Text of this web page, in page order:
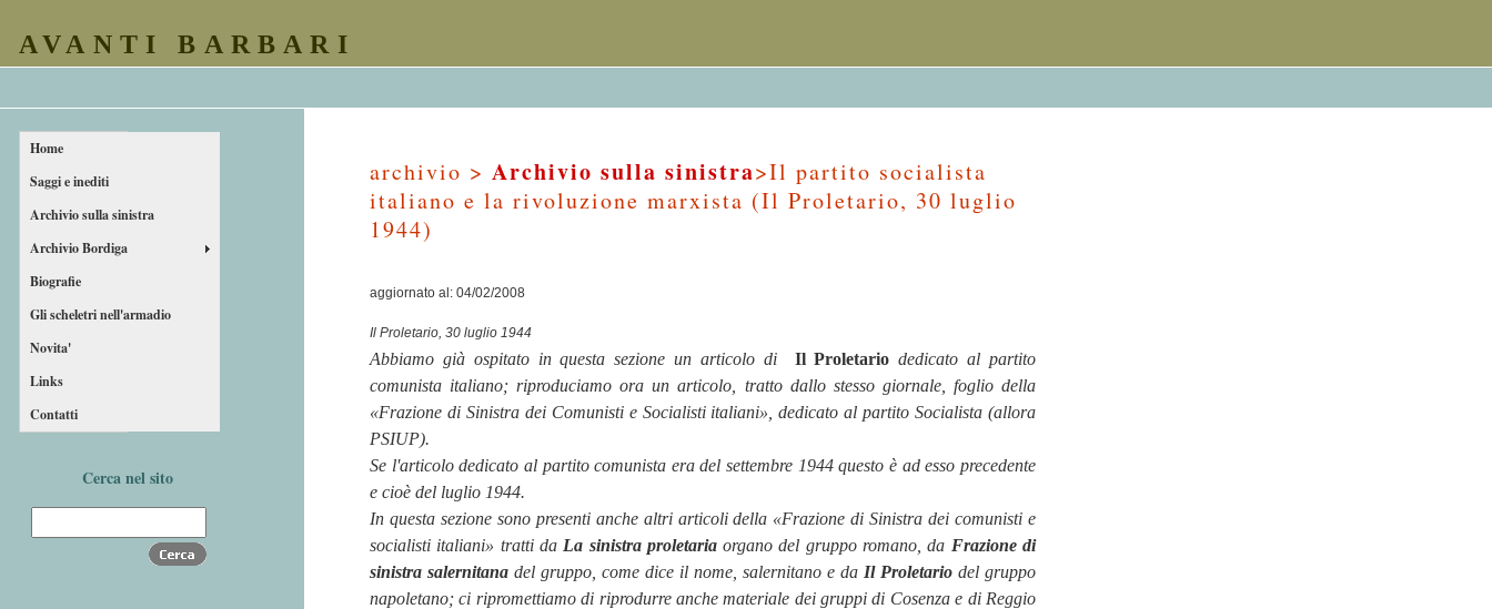
AVANTI BARBARI
Home
Saggi e inediti
Archivio sulla sinistra
Archivio Bordiga
Biografie
Gli scheletri nell'armadio
Novita'
Links
Contatti
Cerca nel sito
archivio > Archivio sulla sinistra>Il partito socialista
italiano e la rivoluzione marxista (Il Proletario, 30 luglio
1944)
aggiornato al: 04/02/2008
Il Proletario, 30 luglio 1944
Abbiamo già ospitato in questa sezione un articolo di Il Proletario dedicato al partito
comunista italiano; riproduciamo ora un articolo, tratto dallo stesso giornale, foglio della
«Frazione di Sinistra dei Comunisti e Socialisti italiani», dedicato al partito Socialista (allora
PSIUP).
Se l'articolo dedicato al partito comunista era del settembre 1944 questo è ad esso precedente
e cioè del luglio 1944.
In questa sezione sono presenti anche altri articoli della «Frazione di Sinistra dei comunisti e
socialisti italiani» tratti da La sinistra proletariaorgano del gruppo romano, da Frazione di
sinistra salernitana del gruppo, come dice il nome, salernitano e da Il Proletario del gruppo
napoletano; ci ripromettiamo di riprodurre anche materiale dei gruppi di Cosenza e di Reggio